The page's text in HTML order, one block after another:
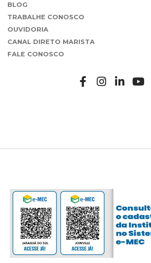
BLOG
TRABALHE CONOSCO
OUVIDORIA
CANAL DIRETO MARISTA
FALE CONOSCO